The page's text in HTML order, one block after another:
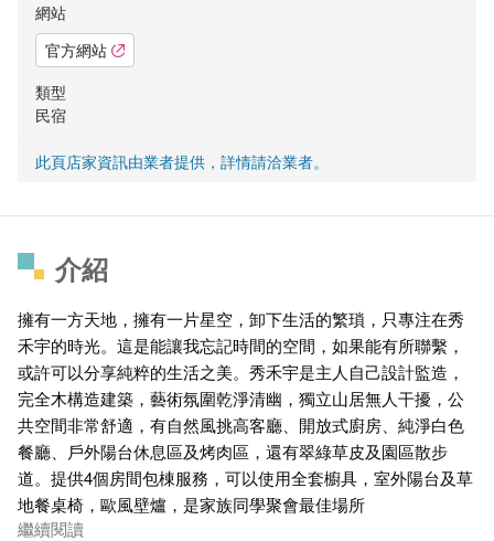
網站
官方網站
類型
民宿
此頁店家資訊由業者提供，詳情請洽業者。
介紹
擁有一方天地，擁有一片星空，卸下生活的繁瑣，只專注在秀
禾宇的時光。這是能讓我忘記時間的空間，如果能有所聯繫，
或許可以分享純粹的生活之美。秀禾宇是主人自己設計監造，
完全木構造建築，藝術氛圍乾淨清幽，獨立山居無人干擾，公
共空間非常舒適，有自然風挑高客廳、開放式廚房、純淨白色
餐廳、戶外陽台休息區及烤肉區，還有翠綠草皮及園區散步
道。提供4個房間包棟服務，可以使用全套櫥具，室外陽台及草
地餐桌椅，歐風壁爐，是家族同學聚會最佳場所
繼續閱讀